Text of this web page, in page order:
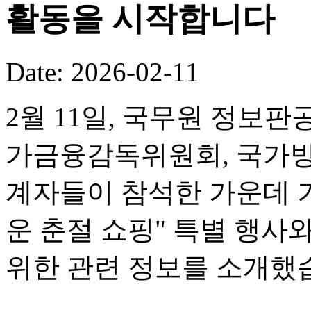
활동을 시작합니다
Date: 2026-02-11
2월 11일, 국무원 정보판
가금융감독위원회, 국가
계자들이 참석한 가운데
운 춘절 쇼핑" 특별 행사
위한 관련 정보를 소개했